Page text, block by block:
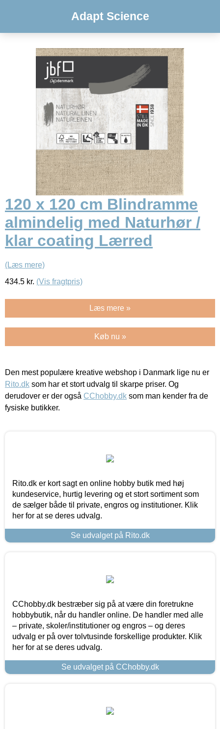
Adapt Science
120 x 120 cm Blindramme
almindelig med Naturhør /
klar coating Lærred
(Læs mere)
434.5 kr. (Vis fragtpris)
Læs mere »
Køb nu »
Den mest populære kreative webshop i Danmark lige nu er
Rito.dk som har et stort udvalg til skarpe priser. Og
derudover er der også CChobby.dk som man kender fra de
fysiske butikker.
Rito.dk er kort sagt en online hobby butik med høj
kundeservice, hurtig levering og et stort sortiment som
de sælger både til private, engros og institutioner. Klik
her for at se deres udvalg.
Se udvalget på Rito.dk
CChobby.dk bestræber sig på at være din foretrukne
hobbybutik, når du handler online. De handler med alle
– private, skoler/institutioner og engros – og deres
udvalg er på over tolvtusinde forskellige produkter. Klik
her for at se deres udvalg.
Se udvalget på CChobby.dk